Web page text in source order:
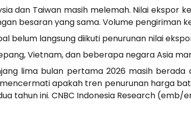
dan Taiwan masih melemah. Nilai ekspor
besaran yang sama. Volume pengiriman
belum langsung diikuti penurunan nilai
Vietnam, dan beberapa negara Asia
lima bulan pertama 2026 masih
apakah tren penurunan harga
tahun ini. CNBC Indonesia Research (emb/